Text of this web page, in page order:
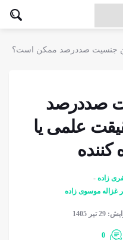
جنسیت صددرصد ممکن است؟
صددرصد
علمی یا
کننده
زاده
غزاله موسوی زاده
تیر 1405
0